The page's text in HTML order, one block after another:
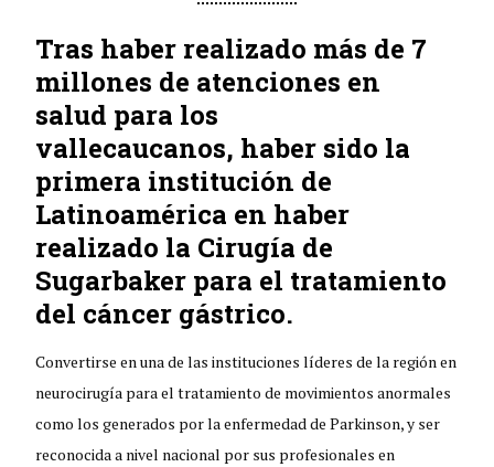
Tras haber realizado más de 7
millones de atenciones en
salud para los
vallecaucanos, haber sido la
primera institución de
Latinoamérica en haber
realizado la Cirugía de
Sugarbaker para el tratamiento
del cáncer gástrico.
Convertirse en una de las instituciones líderes de la región en
neurocirugía para el tratamiento de movimientos anormales
como los generados por la enfermedad de Parkinson, y ser
reconocida a nivel nacional por sus profesionales en